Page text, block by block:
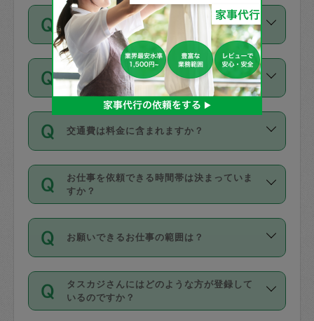
は、タスカジさんに事前に相談し、合意
の上事前申請することが必要です。な
お、3時間を下回っても、値引き等はござ
いません。
11種類の価格帯の中からタスカジさん自
身が価格を選んで設定しています。
タスカジさんの価格設定には最初は制限
があり、レビュー件数、レビューの平均
値、などで除々に設定可能な最高額が上
がっていく仕組みになっています。
支払い方法を教えてください
お支払方法はクレジットカード（Visa／
Master／JCB／AMERICAN EXPRESS／
Diners Club）のみとなります。
カード情報のご登録は、依頼リクエスト
を行う際にご入力ください。プロフィー
ル登録時にはご入力いただかなくても大
丈夫です。
デビットカード・プリペイドカード（Vプ
リカ、au WALLETなど）は支払にはご利
銀行振込や現金払いも対応していませ
なお、タスカジさんの交通費も、依頼料
金のご請求と合わせてお支払いとなりま
同じタスカジさんに定期的にお願いする場
合はお得になる？
依頼には「スポット」と「定期（毎週｜
隔週）」があり、「定期」の依頼は「ス
ポット」よりお得な料金でご利用できま
す。
定期の最低利用回数は設けていない代わ
りに、一定数を超えたキャンセルは有償
（例：毎週定期の場合は３回以上のキャ
ンセルが有償（1200円、隔週定期の場合
は２回以上のキャンセルが有償（1200
交通費は料金に含まれますか？
交通費は依頼料金とは別途発生し、依頼
料金のご請求と合わせてお支払いとなり
ます。交通費の金額は「依頼の詳細」に
お仕事を依頼できる時間帯は決まっていま
すか？
時間帯は3種類あります。いずれも１回あ
たり３時間です。
・ＡＭ ９時～１２時
・ＰＭ １３時～１６時
・夜 １８時～２１時
お願いできるお仕事の範囲は？
掃除、整理収納、洗濯、買い物、料理、
作り置きです。タスカジさんによってで
きる仕事の範囲が異なりますので、依頼
タスカジさんにはどのような方が登録して
いるのですか？